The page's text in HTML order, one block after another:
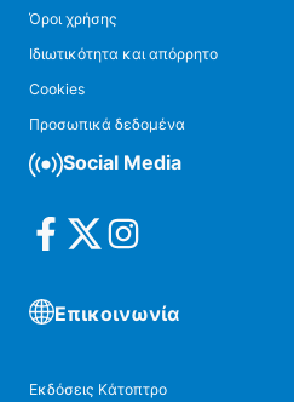
Όροι χρήσης
Ιδιωτικότητα και απόρρητο
Cookies
Προσωπικά δεδομένα
Social Media
Επικοινωνία
Εκδόσεις Κάτοπτρο